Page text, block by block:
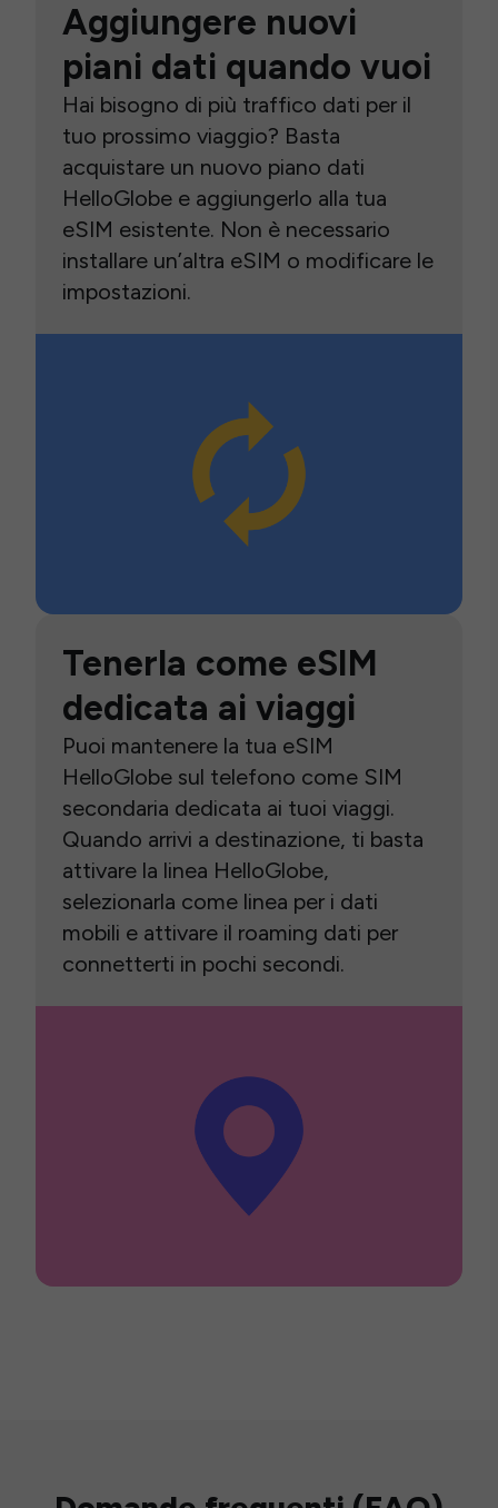
Aggiungere nuovi
piani dati quando vuoi
Hai bisogno di più traffico dati per il
tuo prossimo viaggio? Basta
acquistare un nuovo piano dati
HelloGlobe e aggiungerlo alla tua
eSIM esistente. Non è necessario
installare un’altra eSIM o modificare le
impostazioni.
Tenerla come eSIM
dedicata ai viaggi
Puoi mantenere la tua eSIM
HelloGlobe sul telefono come SIM
secondaria dedicata ai tuoi viaggi.
Quando arrivi a destinazione, ti basta
attivare la linea HelloGlobe,
selezionarla come linea per i dati
mobili e attivare il roaming dati per
connetterti in pochi secondi.